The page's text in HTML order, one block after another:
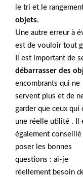
le tri et le
objets.
Une autre erreur à
est de vouloir tout
Il est important de
débarrasser des
encombrants qui ne
servent plus et de
garder que ceux qui
une réelle utilité . Il
également conseillé
poser les bonnes
questions : ai-je
réellement besoin